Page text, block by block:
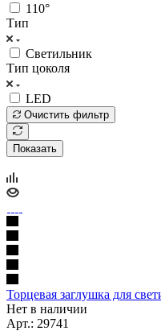
110°
Тип
Светильник
Тип цоколя
LED
Очистить фильтр
Показать
Торцевая заглушка для
Нет в наличии
Арт.: 29741